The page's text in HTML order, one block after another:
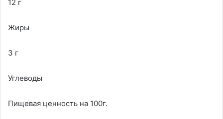
12 г
Жиры
3 г
Углеводы
Пищевая ценность на 100г.